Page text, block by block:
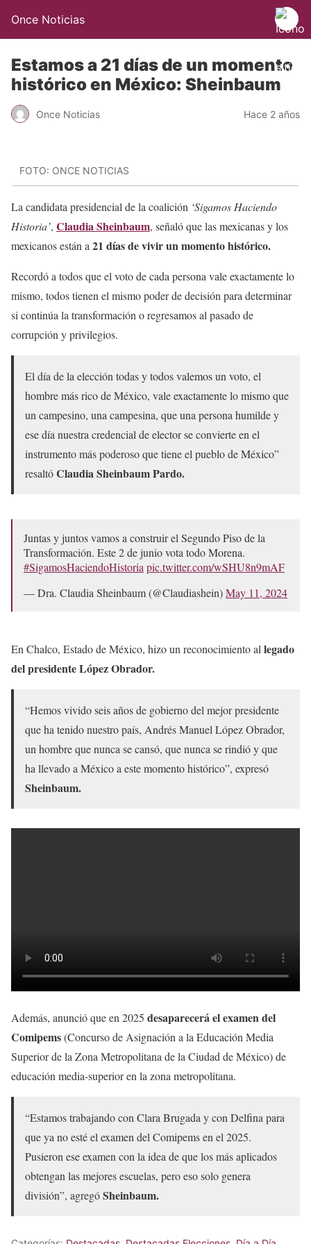
Once Noticias
Estamos a 21 días de un momento
histórico en México: Sheinbaum
Once Noticias Hace 2 años
FOTO: ONCE NOTICIAS
La candidata presidencial de la coalición ‘Sigamos Haciendo
Historia’, Claudia Sheinbaum, señaló que las mexicanas y los
mexicanos están a 21 días de vivir un momento histórico.
Recordó a todos que el voto de cada persona vale exactamente lo
mismo, todos tienen el mismo poder de decisión para determinar
si continúa la transformación o regresamos al pasado de
corrupción y privilegios.
El día de la elección todas y todos valemos un voto, el
hombre más rico de México, vale exactamente lo mismo que
un campesino, una campesina, que una persona humilde y
ese día nuestra credencial de elector se convierte en el
instrumento más poderoso que tiene el pueblo de México”
resaltóClaudia Sheinbaum Pardo.
Juntas y juntos vamos a construir el Segundo Piso de la
Transformación. Este 2 de junio vota todo Morena.
#SigamosHaciendoHistoria pic.twitter.com/wSHU8n9mAF
— Dra. Claudia Sheinbaum (@Claudiashein)May 11, 2024
En Chalco, Estado de México, hizo un reconocimiento al legado
del presidente López Obrador.
“Hemos vivido seis años de gobierno del mejor presidente
que ha tenido nuestro país, Andrés Manuel López Obrador,
un hombre que nunca se cansó, que nunca se rindió y que
ha llevado a México a este momento histórico”, expresó
Sheinbaum.
Además, anunció que en 2025 desaparecerá el examen del
Comipems(Concurso de Asignación a la Educación Media
Superior de la Zona Metropolitana de la Ciudad de México) de
educación media-superior en la zona metropolitana.
“Estamos trabajando con Clara Brugada y con Delfina para
que ya no esté el examen del Comipems en el 2025.
Pusieron ese examen con la idea de que los más aplicados
obtengan las mejores escuelas, pero eso solo genera
división”, agregóSheinbaum.